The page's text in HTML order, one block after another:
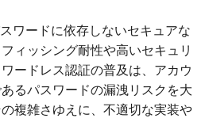
ワードに依存しないセキュアな
ィッシング耐性や高いセキュリ
ードレス認証の普及は、アカウ
るパスワードの漏洩リスクを大
複雑さゆえに、不適切な実装や